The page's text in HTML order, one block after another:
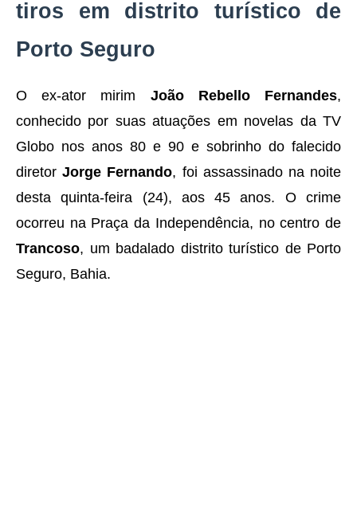
tiros em distrito turístico de
Porto Seguro
O ex-ator mirim João Rebello Fernandes,
conhecido por suas atuações em novelas da TV
Globo nos anos 80 e 90 e sobrinho do falecido
diretorJorge Fernando, foi assassinado na noite
desta quinta-feira (24), aos 45 anos. O crime
ocorreu na Praça da Independência, no centro de
Trancoso, um badalado distrito turístico de Porto
Seguro, Bahia.